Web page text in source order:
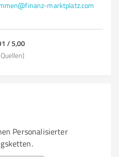
marktplatz.com
/ 5,00
Personalisierter